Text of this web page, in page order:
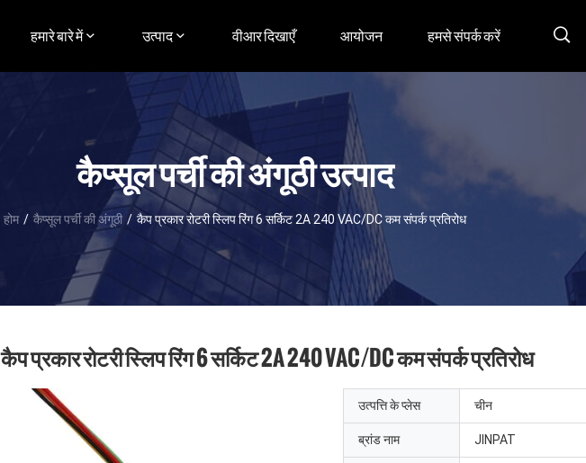
हमारे बारे में उत्पाद वीआर दिखाएँ आयोजन हमसे संपर्क करें
कैप्सूल पर्ची की अंगूठी उत्पाद
होम / कैप्सूल पर्ची की अंगूठी / कैप प्रकार रोटरी स्लिप रिंग 6 सर्किट 2A 240 VAC/DC कम संपर्क प्रतिरोध
कैप प्रकार रोटरी स्लिप रिंग 6 सर्किट 2A 240 VAC/DC कम संपर्क प्रतिरोध
उत्पत्ति के प्लेस चीन
ब्रांड नाम JINPAT